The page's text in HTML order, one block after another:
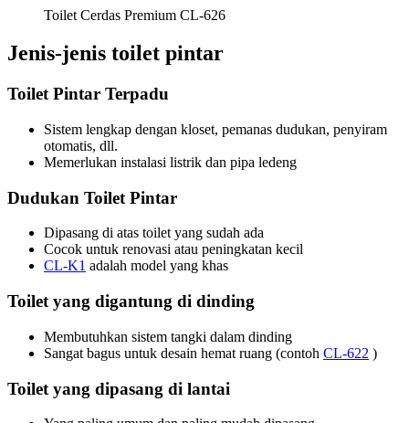
Toilet Cerdas Premium CL-626
Jenis-jenis toilet pintar
Toilet Pintar Terpadu
Sistem lengkap dengan kloset, pemanas dudukan, penyiram
otomatis, dll.
Memerlukan instalasi listrik dan pipa ledeng
Dudukan Toilet Pintar
Dipasang di atas toilet yang sudah ada
Cocok untuk renovasi atau peningkatan kecil
CL-K1 adalah model yang khas
Toilet yang digantung di dinding
Membutuhkan sistem tangki dalam dinding
Sangat bagus untuk desain hemat ruang (contoh CL-622 )
Toilet yang dipasang di lantai